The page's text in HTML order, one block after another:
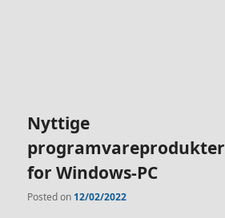
Nyttige
programvareprodukter
for Windows-PC
Posted on 12/02/2022